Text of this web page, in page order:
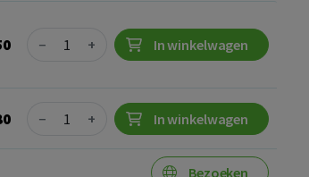
Quantity
− + In winkelwagen
Quantity
− + In winkelwagen
Bezoeken